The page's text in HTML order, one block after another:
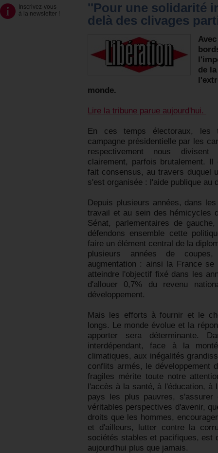
Inscrivez-vous
à la newsletter !
''Pour une solidarité
delà des clivages
de
monde.
Lire la tribune parue aujourd'hui.
En ces temps électoraux, les
campagne présidentielle par les
respectivement nous
clairement, parfois brutalement.
fait consensus, au travers duquel
s'est organisée : l'aide publique au
Depuis plusieurs années, dans
travail et au sein des hémicycles
Sénat, parlementaires de
défendons ensemble cette
faire un élément central de la
plusieurs années de
augmentation : ainsi la France
atteindre l'objectif fixé dans les
d'allouer 0,7% du revenu
développement.
Mais les efforts à fournir et le
longs. Le monde évolue et la
apporter sera déterminante.
interdépendant, face à la
climatiques, aux inégalités
conflits armés, le développement
fragiles mérite toute notre
l'accès à la santé, à l'éducation, à
pays les plus pauvres,
véritables perspectives d'avenir,
droits que les hommes,
et d'ailleurs, lutter contre la
sociétés stables et pacifiques, est
aujourd'hui plus que jamais.